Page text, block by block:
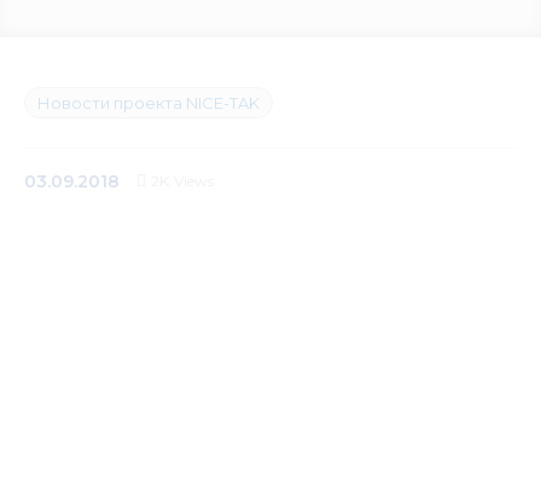
Новости проекта NICE-TAK
03.09.2018